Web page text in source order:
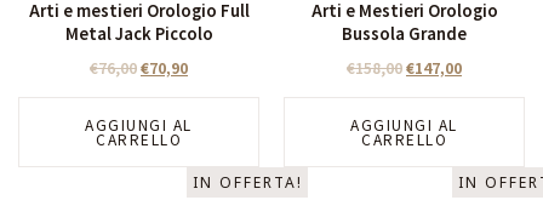
Arti e mestieri Orologio Full
Metal Jack Piccolo
€76,00€70,90
AGGIUNGI AL
CARRELLO
Arti e Mestieri Orologio
Bussola Grande
€158,00€147,00
AGGIUNGI AL
CARRELLO
IN OFFERTA! IN